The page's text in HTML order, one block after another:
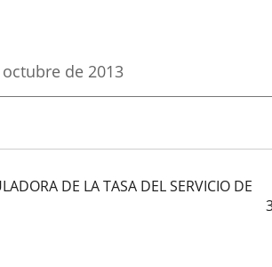
de 2013
DE LA TASA DEL SERVICIO DE